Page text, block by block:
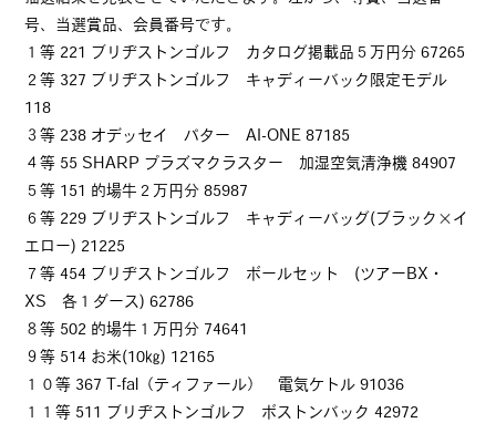
号、当選賞品、会員番号です。
１等 221 ブリヂストンゴルフ カタログ掲載品５万円分 67265
２等 327 ブリヂストンゴルフ キャディーバック限定モデル
118
３等 238 オデッセイ パター AI-ONE 87185
４等 55 SHARP プラズマクラスター 加湿空気清浄機 84907
５等 151 的場牛２万円分 85987
６等 229 ブリヂストンゴルフ キャディーバッグ(ブラック×イ
エロー) 21225
７等 454 ブリヂストンゴルフ ボールセット (ツアーBX・
XS 各１ダース) 62786
８等 502 的場牛１万円分 74641
９等 514 お米(10㎏) 12165
１０等 367 T-fal（ティファール） 電気ケトル 91036
１１等 511 ブリヂストンゴルフ ボストンバック 42972